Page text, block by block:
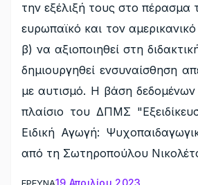
19 Απριλίου 2023
την εξέλιξή τους στο πέρασμα
ευρωπαϊκό και τον
β) να αξιοποιηθεί στη
δημιουργηθεί ενσυναίσθηση
με αυτισμό. Η βάση
πλαίσιο του ΔΠΜΣ
Ειδική Αγωγή:
από τη Σωτηροπούλου